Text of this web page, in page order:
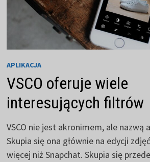
APLIKACJA
VSCO oferuje wiele
interesujących filtrów
VSCO nie jest akronimem, ale nazwą
Skupia się ona głównie na edycji
więcej niż Snapchat. Skupia się